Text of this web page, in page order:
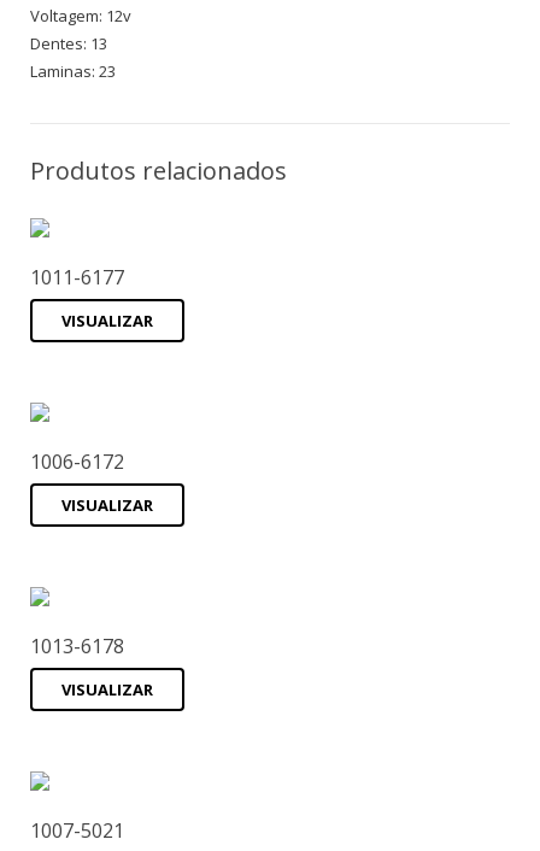
Voltagem: 12v
Dentes: 13
Laminas: 23
Produtos relacionados
1011-6177
VISUALIZAR
1006-6172
VISUALIZAR
1013-6178
VISUALIZAR
1007-5021